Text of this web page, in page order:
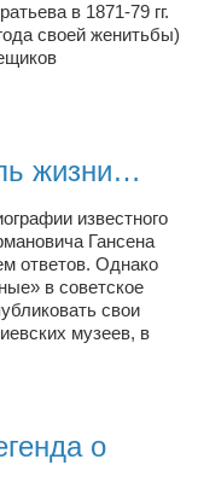
в 1871-79 гг.
своей женитьбы)
жизни…
известного
Гансена
ответов. Однако
в советское
свои
музеев, в
о